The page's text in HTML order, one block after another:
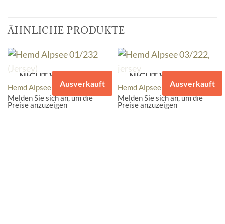
ÄHNLICHE PRODUKTE
NICHT VORRÄTIG
Ausverkauft
Hemd Alpsee 01/232 (Jersey)
Melden Sie sich an, um die
Preise anzuzeigen
NICHT VORRÄTIG
Ausverkauft
Hemd Alpsee 03/222, jersey
Melden Sie sich an, um die
Preise anzuzeigen